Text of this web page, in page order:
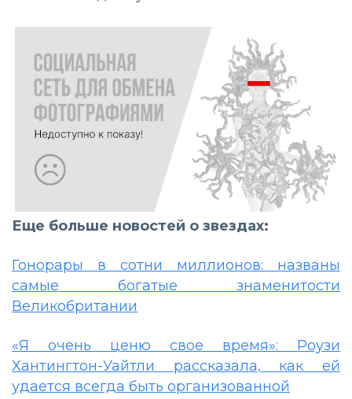
Еще больше новостей о звездах:
Гонорары в сотни миллионов: названы
самые богатые знаменитости
Великобритании
«Я очень ценю свое время»: Роузи
Хантингтон-Уайтли рассказала, как ей
удается всегда быть организованной